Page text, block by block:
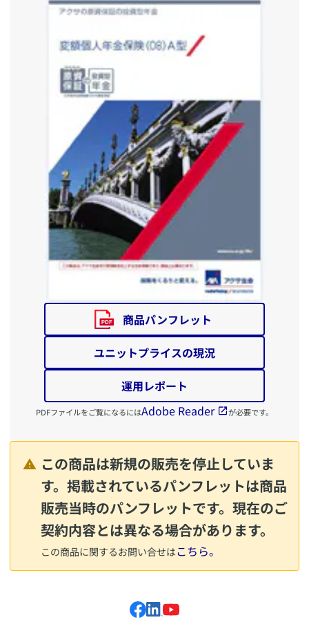
商品パンフレット
ユニットプライスの現況
運用レポート
PDFファイルをご覧になるにはAdobe Reader が必要です。
この商品は新規の販売を停止していま
す。掲載されているパンフレットは商品
販売当時のパンフレットです。現在のご
契約内容とは異なる場合があります。
この商品に関するお問い合せはこちら。